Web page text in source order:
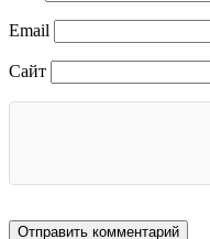
Email
Сайт